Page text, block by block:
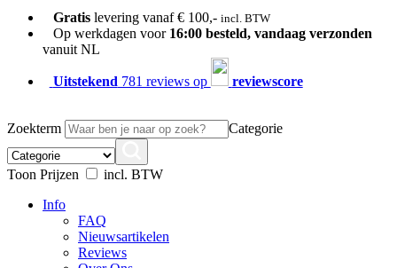
Gratislevering vanaf € 100,- incl. BTW
Op werkdagen voor 16:00 besteld, vandaag verzonden
vanuit NL
Uitstekend 781 reviews op reviewscore
Zoekterm Categorie
Toon Prijzen
incl. BTW
Info
FAQ
Nieuwsartikelen
Reviews